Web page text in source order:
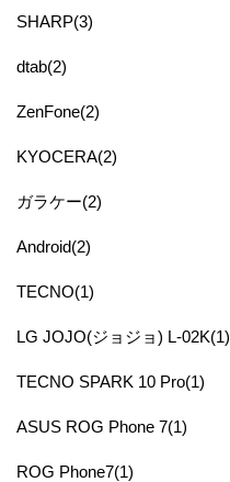
SHARP(3)
dtab(2)
ZenFone(2)
KYOCERA(2)
ガラケー(2)
Android(2)
TECNO(1)
LG JOJO(ジョジョ) L-02K(1)
TECNO SPARK 10 Pro(1)
ASUS ROG Phone 7(1)
ROG Phone7(1)